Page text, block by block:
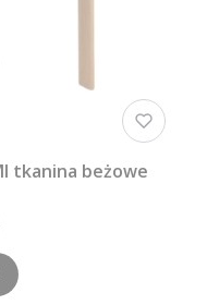
tkanina beżowe